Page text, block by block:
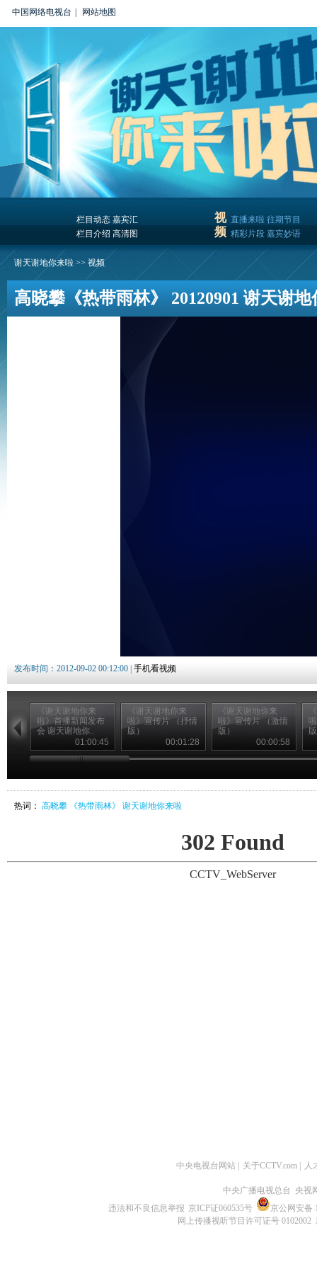
中国网络电视台 网站地图
栏目动态 嘉宾汇
栏目介绍 高清图
视
频
直播来啦 往期节目
精彩片段 嘉宾妙语
谢天谢地你来啦 >> 视频
高晓攀《热带雨林》 20120901 谢天谢地
发布时间：2012-09-02 00:12:00 | 手机看视频
《谢天谢地你来
啦》首播新闻发布
会 谢天谢地你..
01:00:45
《谢天谢地你来
啦》宣传片 （抒情
版）
00:01:28
《谢天谢地你来
啦》宣传片 （激情
版）
00:00:58
热词： 高晓攀 《热带雨林》 谢天谢地你来啦
302 Found
CCTV_WebServer
中央电视台网站 关于CCTV.com 人
中央广播电视总台 央视
违法和不良信息举报 京ICP证060535号
京公网安备
网上传播视听节目许可证号 0102002